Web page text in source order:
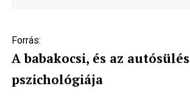
Forrás:
A babakocsi, és az autósülés
pszichológiája